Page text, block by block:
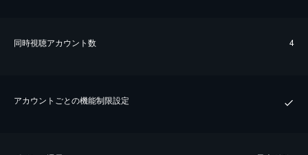
同時視聴アカウント数 4
アカウントごとの機能制限設定